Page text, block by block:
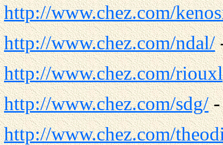
http://www.chez.com/
http://www.chez.com/ndal/
http://www.chez.com/
http://www.chez.com/sdg/
http://www.chez.com/